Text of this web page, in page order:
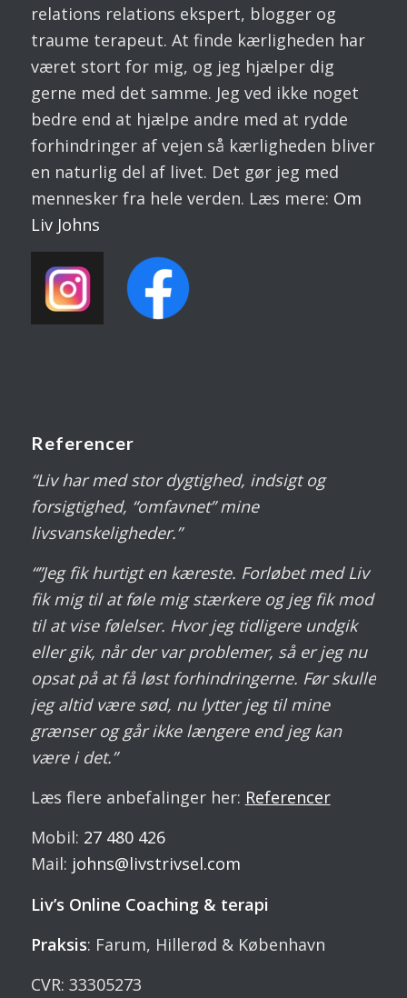
relations relations ekspert, blogger og
traume terapeut. At finde kærligheden har
været stort for mig, og jeg hjælper dig
gerne med det samme. Jeg ved ikke noget
bedre end at hjælpe andre med at rydde
forhindringer af vejen så kærligheden bliver
en naturlig del af livet. Det gør jeg med
mennesker fra hele verden. Læs mere: Om
Liv Johns
Referencer
“Liv har med stor dygtighed, indsigt og
forsigtighed, “omfavnet” mine
livsvanskeligheder.”
“”Jeg fik hurtigt en kæreste. Forløbet med Liv
fik mig til at føle mig stærkere og jeg fik mod
til at vise følelser. Hvor jeg tidligere undgik
eller gik, når der var problemer, så er jeg nu
opsat på at få løst forhindringerne. Før skulle
jeg altid være sød, nu lytter jeg til mine
grænser og går ikke længere end jeg kan
være i det.”
Læs flere anbefalinger her: Referencer
Mobil: 27 480 426
Mail: johns@livstrivsel.com
Liv’s Online Coaching & terapi
Praksis: Farum, Hillerød & København
CVR: 33305273